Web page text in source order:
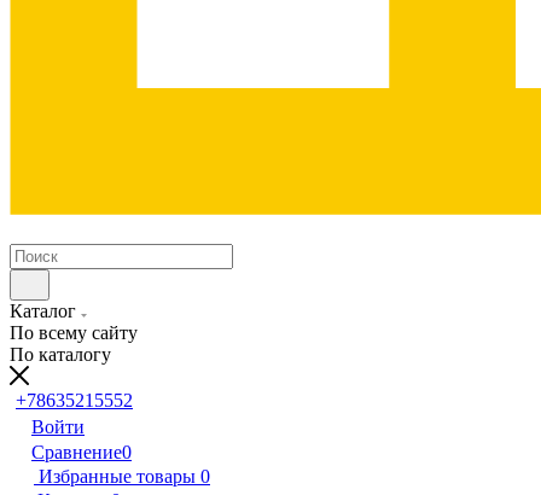
Каталог
По всему сайту
По каталогу
+78635215552
Войти
Сравнение0
Избранные товары 0